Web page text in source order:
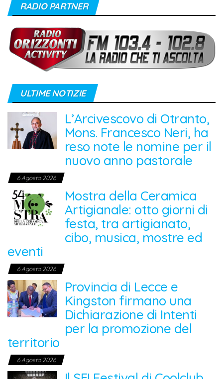
RADIO PARTNER
ULTIME NOTIZIE
L’Arcivescovo di Otranto,
Mons. Francesco Neri, ha
reso note le nomine per il
nuovo anno pastorale
6 Agosto 2026
Mostra della Ceramica
Artigianale: otto giorni di
festa, tra artigianato,
cibo, musica, mostre ed
eventi
6 Agosto 2026
Provincia di Lecce e
Kingston firmano una
Dichiarazione di Intenti
per la promozione del
territorio
6 Agosto 2026